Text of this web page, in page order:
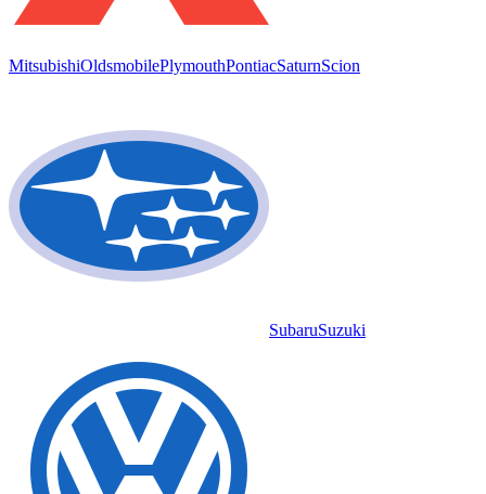
MitsubishiOldsmobilePlymouthPontiacSaturnScion
SubaruSuzuki